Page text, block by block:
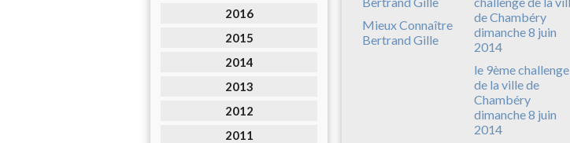
2016
2015
2014
2013
2012
2011
Mieux Connaître
Bertrand Gille
le 9ème challenge
de la ville de
Chambéry
dimanche 8 juin
2014